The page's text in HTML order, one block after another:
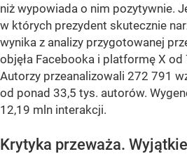
niż wypowiada o nim pozytywnie.
w których prezydent skutecznie
wynika z analizy przygotowanej
objęła Facebooka i platformę X
Autorzy przeanalizowali 272 791
od ponad 33,5 tys. autorów.
12,19 mln interakcji.
Krytyka przeważa.